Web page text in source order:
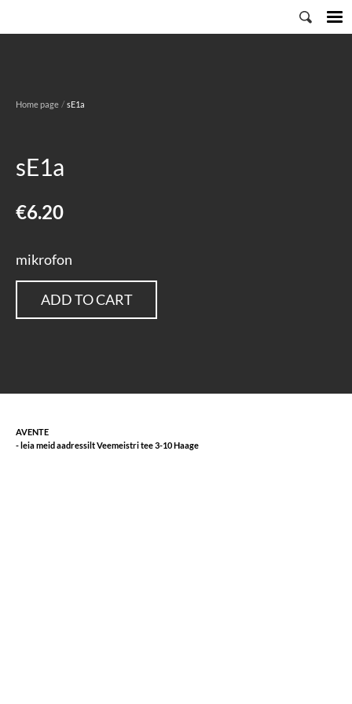
Home page / sE1a
sE1a
€6.20
mikrofon
ADD TO CART
AVENTE
- leia meid aadressilt Veemeistri tee 3-10 Haage